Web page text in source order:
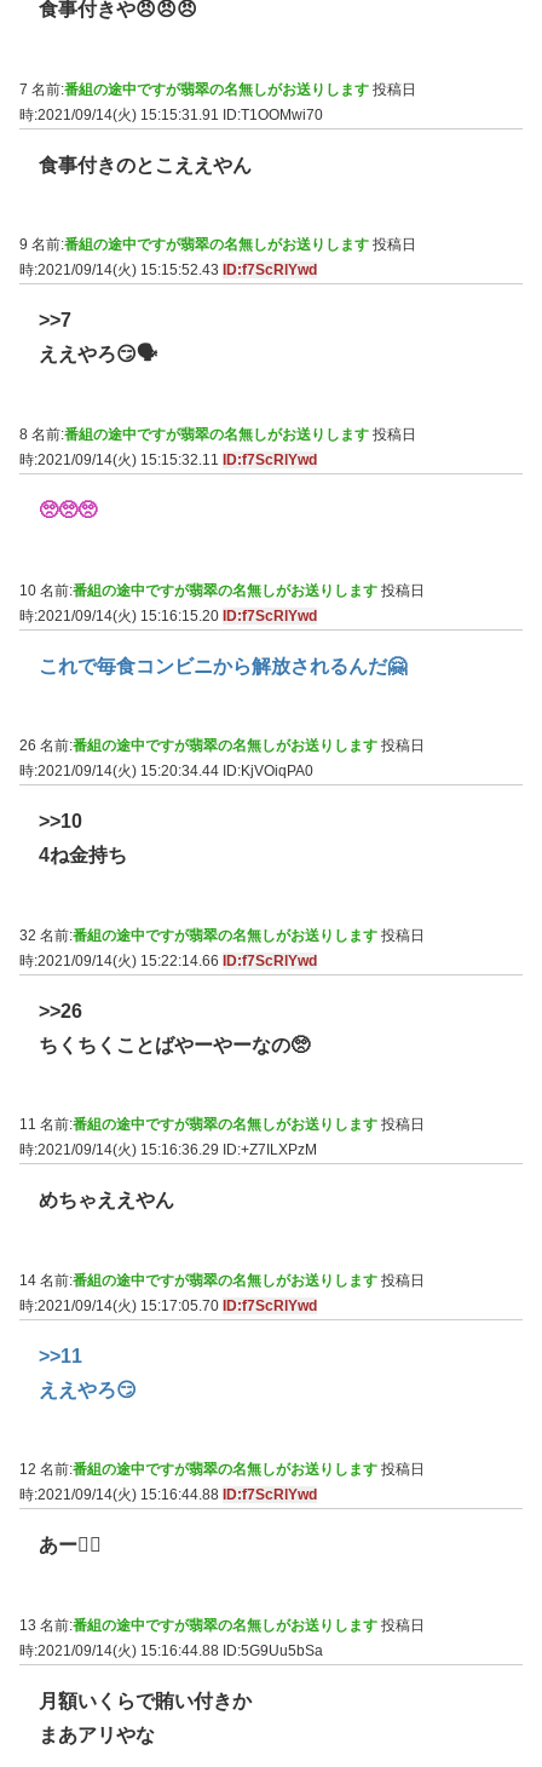
食事付きや😠😠😠
7 名前:番組の途中ですが翡翠の名無しがお送りします 投稿日
時:2021/09/14(火) 15:15:31.91 ID:T1OOMwi70
食事付きのとこええやん
9 名前:番組の途中ですが翡翠の名無しがお送りします 投稿日
時:2021/09/14(火) 15:15:52.43
ID:f7ScRlYwd
>>7
ええやろ😏🗣
8 名前:番組の途中ですが翡翠の名無しがお送りします 投稿日
時:2021/09/14(火) 15:15:32.11
ID:f7ScRlYwd
🥺🥺🥺
10 名前:番組の途中ですが翡翠の名無しがお送りします 投稿日
時:2021/09/14(火) 15:16:15.20 ID:f7ScRlYwd
これで毎食コンビニから解放されるんだ🤗
26 名前:番組の途中ですが翡翠の名無しがお送りします 投稿日
時:2021/09/14(火) 15:20:34.44 ID:KjVOiqPA0
>>10
4ね金持ち
32 名前:番組の途中ですが翡翠の名無しがお送りします 投稿日
時:2021/09/14(火) 15:22:14.66 ID:f7ScRlYwd
>>26
ちくちくことばやーやーなの🥺
11 名前:番組の途中ですが翡翠の名無しがお送りします 投稿日
時:2021/09/14(火) 15:16:36.29
ID:+Z7ILXPzM
めちゃええやん
14 名前:番組の途中ですが翡翠の名無しがお送りします 投稿日
時:2021/09/14(火) 15:17:05.70 ID:f7ScRlYwd
>>11
ええやろ😏
12 名前:番組の途中ですが翡翠の名無しがお送りします 投稿日
時:2021/09/14(火) 15:16:44.88 ID:f7ScRlYwd
あー😮‍💨
13 名前:番組の途中ですが翡翠の名無しがお送りします 投稿日
時:2021/09/14(火) 15:16:44.88 ID:5G9Uu5bSa
月額いくらで賄い付きか
まあアリやな